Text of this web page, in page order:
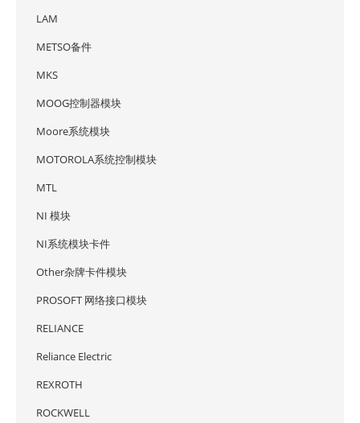
LAM
METSO备件
MKS
MOOG控制器模块
Moore系统模块
MOTOROLA系统控制模块
MTL
NI 模块
NI系统模块卡件
Other杂牌卡件模块
PROSOFT 网络接口模块
RELIANCE
Reliance Electric
REXROTH
ROCKWELL